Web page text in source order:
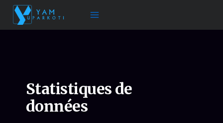
Aller
contenu
Statistiques de
données